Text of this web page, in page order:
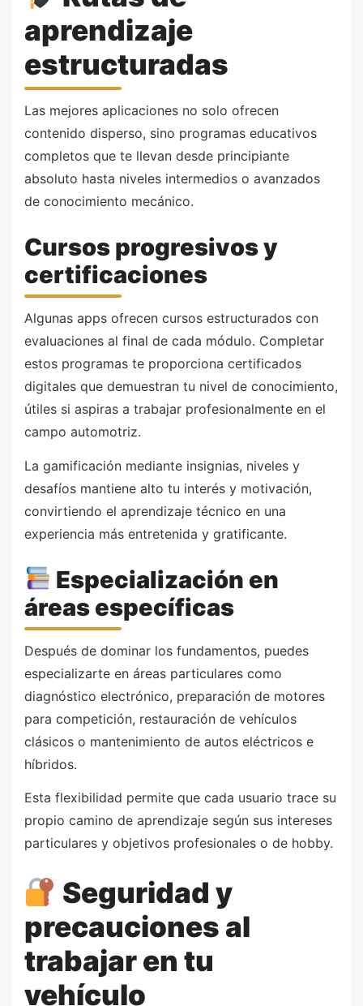
aprendizaje
estructuradas
Las mejores aplicaciones no solo ofrecen
contenido disperso, sino programas educativos
completos que te llevan desde principiante
absoluto hasta niveles intermedios o avanzados
de conocimiento mecánico.
Cursos progresivos y
certificaciones
Algunas apps ofrecen cursos estructurados con
evaluaciones al final de cada módulo. Completar
estos programas te proporciona certificados
digitales que demuestran tu nivel de conocimiento,
útiles si aspiras a trabajar profesionalmente en el
campo automotriz.
La gamificación mediante insignias, niveles y
desafíos mantiene alto tu interés y motivación,
convirtiendo el aprendizaje técnico en una
experiencia más entretenida y gratificante.
Especialización en
áreas específicas
Después de dominar los fundamentos, puedes
especializarte en áreas particulares como
diagnóstico electrónico, preparación de motores
para competición, restauración de vehículos
clásicos o mantenimiento de autos eléctricos e
híbridos.
Esta flexibilidad permite que cada usuario trace su
propio camino de aprendizaje según sus intereses
particulares y objetivos profesionales o de hobby.
Seguridad y
precauciones al
trabajar en tu
vehículo